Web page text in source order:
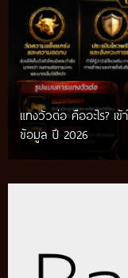
แทงวัวต่อ คืออะไร? เ
ข้อมูล ปี 2026
เทคนิคแทงวัวชน รว
แนวทางสำหรับผู้เริ่มต้น